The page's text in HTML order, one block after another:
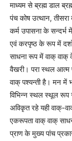
माध्यम से ब्रह्म डाल
पंच कोष उत्थान, तीसरा
कर्म उपासना के सन्दर्भ
एवं करपृष्ठ के रूप में दशों
साधना रूप में वाक् वाक्
वैखरी। परा स्थल आत्म
वाक् पश्यन्ती है। मन में
विभिन्न स्थल स्थूल
अविकृत रहे यही वाक्-
एकरूपता वाक् वाक्
प्राण के मुख्य पांच